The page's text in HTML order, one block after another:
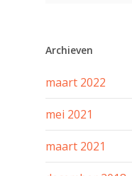
Archieven
maart 2022
mei 2021
maart 2021